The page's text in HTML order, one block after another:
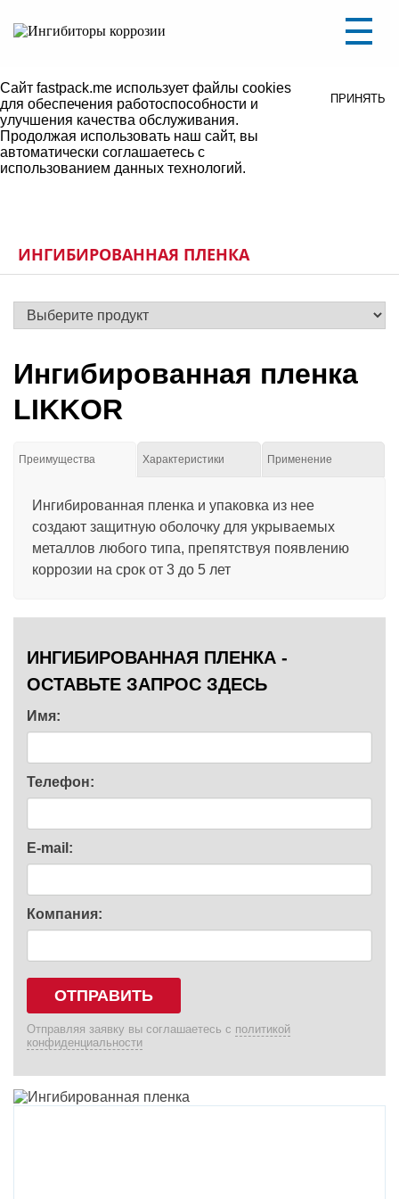
технические работы.
В связи с этим некоторые разделы могут не
ПОНЯТНО
Сайт fastpack.me использует файлы cookies
для обеспечения работоспособности и
улучшения качества обслуживания.
Продолжая использовать наш сайт, вы
автоматически соглашаетесь с
использованием данных технологий.
ПРИНЯТЬ
ИНГИБИРОВАННАЯ ПЛЕНКА
Ингибированная пленка
LIKKOR
Преимущества Характеристики Применение
Ингибированная пленка и упаковка из нее
создают защитную оболочку для укрываемых
металлов любого типа, препятствуя появлению
коррозии на срок от 3 до 5 лет
ИНГИБИРОВАННАЯ ПЛЕНКА -
ОСТАВЬТЕ ЗАПРОС ЗДЕСЬ
Имя:
Телефон:
E-mail:
Компания:
ОТПРАВИТЬ
Отправляя заявку вы соглашаетесь с политикой
конфиденциальности